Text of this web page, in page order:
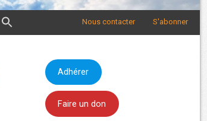
S'abonner
Nous contacter
Adhérer
Faire un don